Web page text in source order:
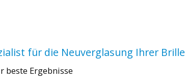
für die Neuverglasung Ihrer Brille
beste Ergebnisse